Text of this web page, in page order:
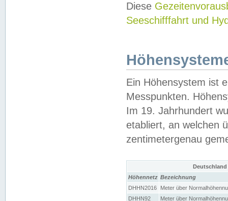
Diese
Seeschifffahrt und
Ein Höhensystem ist
Messpunkten.
Im 19. Jahrhundert
etabliert, an welchen
zentimetergenau
Höhennetz Bezeichnung
DHHN2016
Meter über
DHHN92
Meter über